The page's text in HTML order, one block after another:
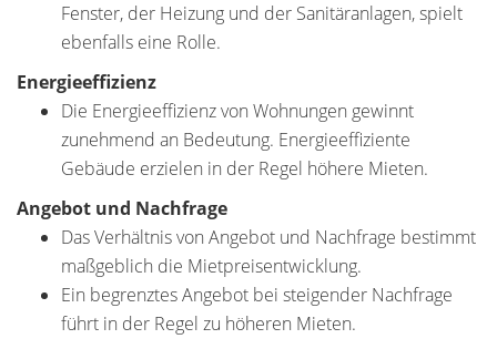
Fenster, der Heizung und der Sanitäranlagen, spielt
ebenfalls eine Rolle.
Energieeffizienz
Die Energieeffizienz von Wohnungen gewinnt
zunehmend an Bedeutung. Energieeffiziente
Gebäude erzielen in der Regel höhere Mieten.
Angebot und Nachfrage
Das Verhältnis von Angebot und Nachfrage bestimmt
maßgeblich die Mietpreisentwicklung.
Ein begrenztes Angebot bei steigender Nachfrage
führt in der Regel zu höheren Mieten.